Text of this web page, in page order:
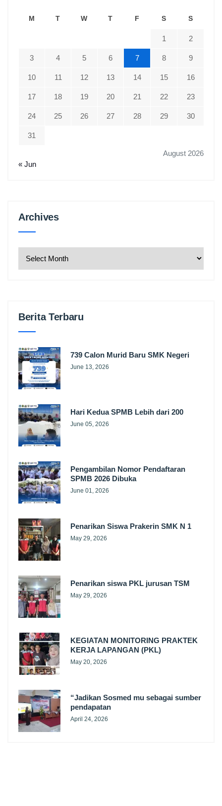
August 2026
M T W T F S S
1 2
3 4 5 6 7 8 9
10 11 12 13 14 15 16
17 18 19 20 21 22 23
24 25 26 27 28 29 30
31
« Jun
ArchivesArchives
Berita Terbaru
739 Calon Murid Baru SMK Negeri
June 13, 2026
Hari Kedua SPMB Lebih dari 200
June 05, 2026
Pengambilan Nomor Pendaftaran
SPMB 2026 Dibuka
June 01, 2026
Penarikan Siswa Prakerin SMK N 1
May 29, 2026
Penarikan siswa PKL jurusan TSM
May 29, 2026
KEGIATAN MONITORING PRAKTEK
KERJA LAPANGAN (PKL)
May 20, 2026
“Jadikan Sosmed mu sebagai sumber
pendapatan
April 24, 2026